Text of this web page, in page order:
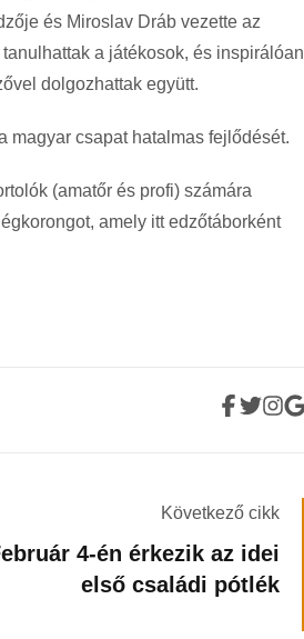
és Miroslav Dráb vezette az
a játékosok, és inspirálóan
dolgozhattak együtt.
magyar csapat hatalmas fejlődését.
(amatőr és profi) számára
amely itt edzőtáborként
Következő cikk
4-én érkezik az idei
első családi pótlék